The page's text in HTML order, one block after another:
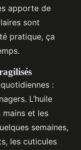
apporte de
sont
pratique, ça
:
L’huile
mains et les
semaines,
les cuticules